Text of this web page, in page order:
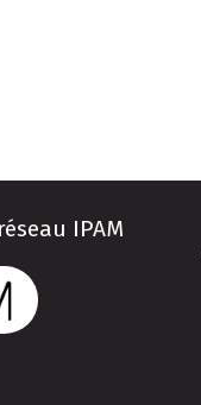
IPAM